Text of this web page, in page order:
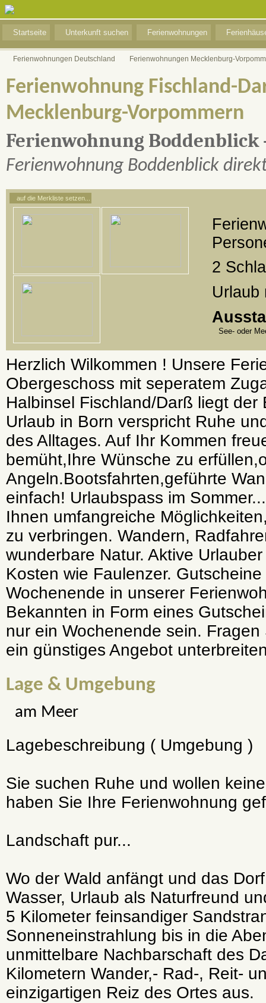
Startseite Unterkunft suchen Ferienwohnungen
Ferienwohnungen Deutschland Ferienwohnungen Mecklenburg-
Ferienwohnung Fischland-
Mecklenburg-Vorpommern
Ferienwohnung
Ferienwohnung Boddenblick
auf die Merkliste setzen...
2
Urlaub
See- oder
Herzlich Wilkommen ! Unsere
Obergeschoss mit seperatem
Halbinsel Fischland/Darß liegt der
Urlaub in Born verspricht Ruhe
des Alltages. Auf Ihr Kommen
bemüht,Ihre Wünsche zu
Angeln.Bootsfahrten,geführte
einfach! Urlaubspass im
Ihnen umfangreiche
zu verbringen. Wandern,
wunderbare Natur. Aktive
Kosten wie Faulenzer.
Wochenende in unserer
Bekannten in Form eines
nur ein Wochenende sein.
ein günstiges Angebot
Lage & Umgebung
am Meer
Lagebeschreibung ( Umgebung )
Sie suchen Ruhe und wollen
haben Sie Ihre Ferienwohnung
Landschaft pur...
Wo der Wald anfängt und das
Wasser, Urlaub als Naturfreund
5 Kilometer feinsandiger
Sonneneinstrahlung bis in die
unmittelbare Nachbarschaft des
Kilometern Wander,- Rad-, Reit-
einzigartigen Reiz des Ortes aus.